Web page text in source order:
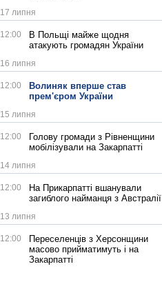
17 липня
12:00
В Польщі майже щодня
атакують громадян України
16 липня
12:00
Волиняк вперше став
прем'єром України
15 липня
12:00
Голову громади з Рівненщини
мобілізували на Закарпатті
14 липня
12:00
На Прикарпатті вшанували
загиблого найманця з Австралії
13 липня
12:00
Переселенців з Херсонщини
масово прийматимуть і на
Закарпатті